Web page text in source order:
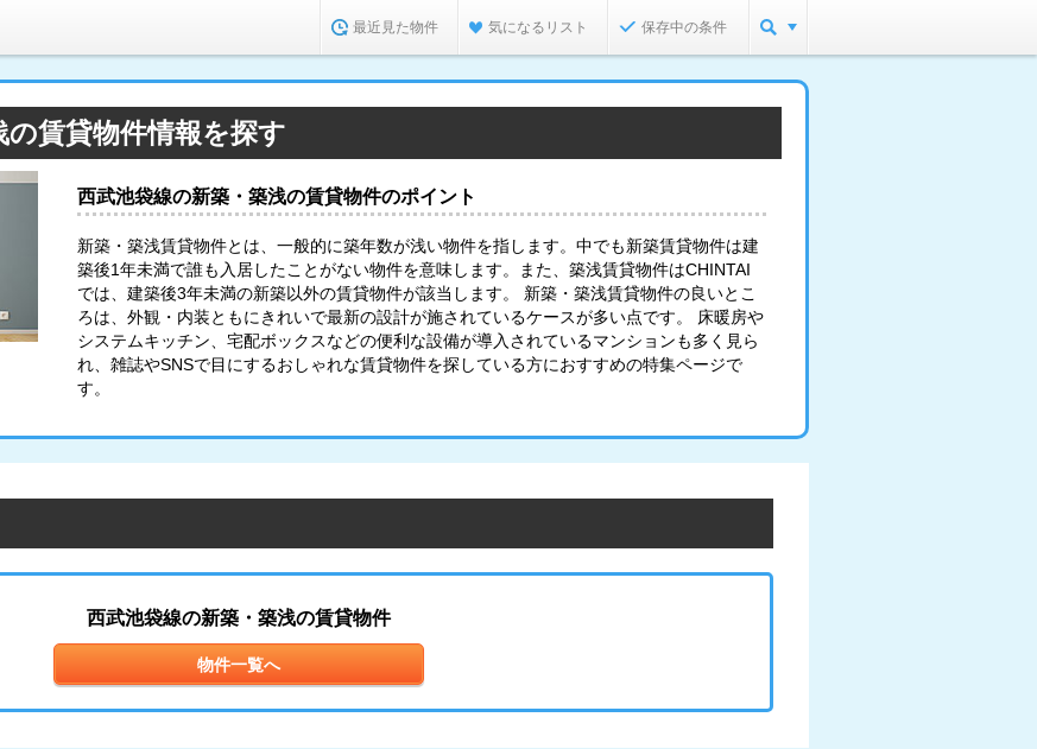
最近見た物件 気になるリスト 保存中の条件
賃貸物件情報を探す
西武池袋線の新築・築浅の賃貸物件のポイント
新築・築浅賃貸物件とは、一般的に築年数が浅い物件を指します。中でも新築賃貸物件は建
築後1年未満で誰も入居したことがない物件を意味します。また、築浅賃貸物件はCHINTAI
では、建築後3年未満の新築以外の賃貸物件が該当します。 新築・築浅賃貸物件の良いとこ
ろは、外観・内装ともにきれいで最新の設計が施されているケースが多い点です。 床暖房や
システムキッチン、宅配ボックスなどの便利な設備が導入されているマンションも多く見ら
れ、雑誌やSNSで目にするおしゃれな賃貸物件を探している方におすすめの特集ページで
す。
西武池袋線の新築・築浅の賃貸物件
物件一覧へ